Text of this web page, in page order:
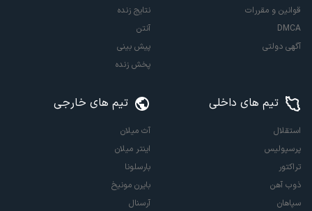
قوانین و مقررات
DMCA
آگهی دولتی
نتایج زنده
آنتن
پیش بینی
پخش زنده
تیم های داخلی
استقلال
پرسپولیس
تراکتور
ذوب آهن
سپاهان
تیم های خارجی
آث میلان
اینتر میلان
بارسلونا
بایرن مونیخ
آرسنال